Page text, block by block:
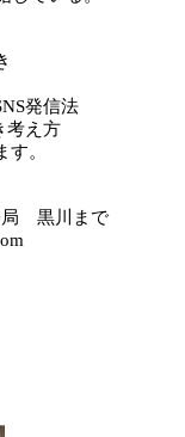
発信法
考え方
。
局 黒川まで